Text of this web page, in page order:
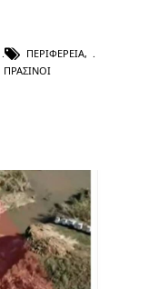
ΠΕΡΙΦΈΡΕΙΑ,
ΠΡΆΣΙΝΟΙ